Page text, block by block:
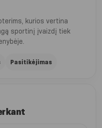
kurios vertina
sportinį įvaizdį tiek
Pasitikėjimas